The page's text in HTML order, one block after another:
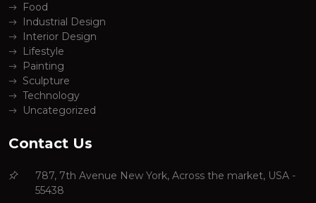
Food
Industrial Design
Interior Design
Lifestyle
Painting
Sculpture
Technology
Uncategorized
Contact Us
787, 7th Avenue New York, Across the market, USA -
55438